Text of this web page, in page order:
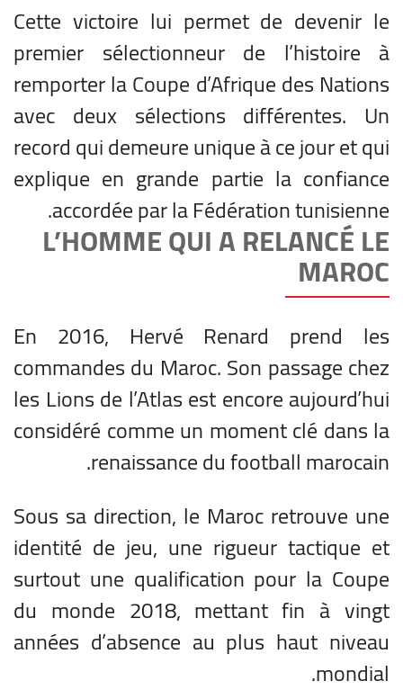
Cette victoire lui permet de devenir le
premier sélectionneur de l’histoire à
remporter la Coupe d’Afrique des Nations
avec deux sélections différentes. Un
record qui demeure unique à ce jour et qui
explique en grande partie la confiance
accordée par la Fédération tunisienne.
L’HOMME QUI A RELANCÉ LE
MAROC
En 2016, Hervé Renard prend les
commandes du Maroc. Son passage chez
les Lions de l’Atlas est encore aujourd’hui
considéré comme un moment clé dans la
renaissance du football marocain.
Sous sa direction, le Maroc retrouve une
identité de jeu, une rigueur tactique et
surtout une qualification pour la Coupe
du monde 2018, mettant fin à vingt
années d’absence au plus haut niveau
mondial.